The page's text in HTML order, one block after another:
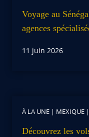
Voyage au
agences
11 juin 2026
À LA UNE | MEXIQUE |
Découvrez les